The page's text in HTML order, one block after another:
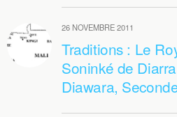
26 NOVEMBRE 2011
Traditions : Le
Soninké de
Diawara,